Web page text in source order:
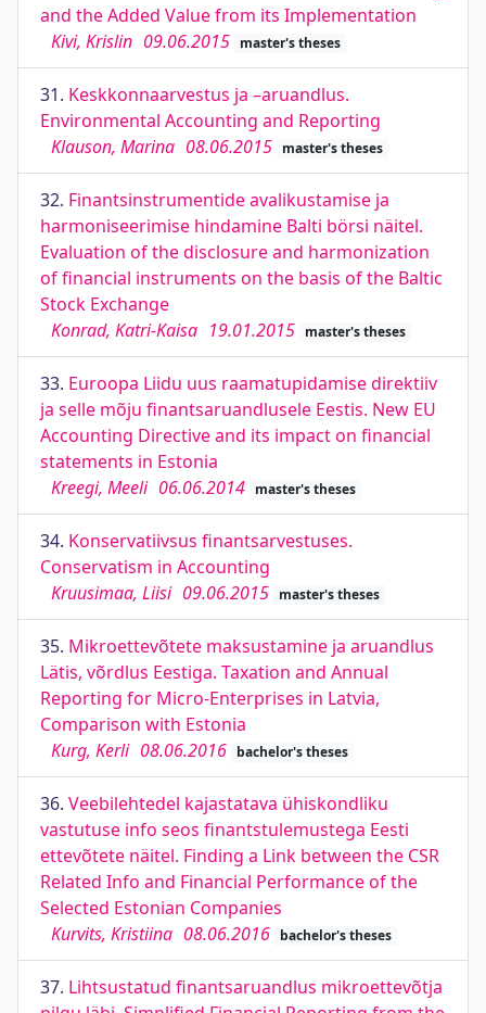
and the Added Value from its Implementation
Kivi, Krislin 09.06.2015 master's theses
31. Keskkonnaarvestus ja –aruandlus.
Environmental Accounting and Reporting
Klauson, Marina 08.06.2015 master's theses
32. Finantsinstrumentide avalikustamise ja
harmoniseerimise hindamine Balti börsi näitel.
Evaluation of the disclosure and harmonization
of financial instruments on the basis of the Baltic
Stock Exchange
Konrad, Katri-Kaisa 19.01.2015 master's theses
33. Euroopa Liidu uus raamatupidamise direktiiv
ja selle mõju finantsaruandlusele Eestis. New EU
Accounting Directive and its impact on financial
statements in Estonia
Kreegi, Meeli 06.06.2014 master's theses
34. Konservatiivsus finantsarvestuses.
Conservatism in Accounting
Kruusimaa, Liisi 09.06.2015 master's theses
35. Mikroettevõtete maksustamine ja aruandlus
Lätis, võrdlus Eestiga. Taxation and Annual
Reporting for Micro-Enterprises in Latvia,
Comparison with Estonia
Kurg, Kerli 08.06.2016 bachelor's theses
36. Veebilehtedel kajastatava ühiskondliku
vastutuse info seos finantstulemustega Eesti
ettevõtete näitel. Finding a Link between the CSR
Related Info and Financial Performance of the
Selected Estonian Companies
Kurvits, Kristiina 08.06.2016 bachelor's theses
37. Lihtsustatud finantsaruandlus mikroettevõtja